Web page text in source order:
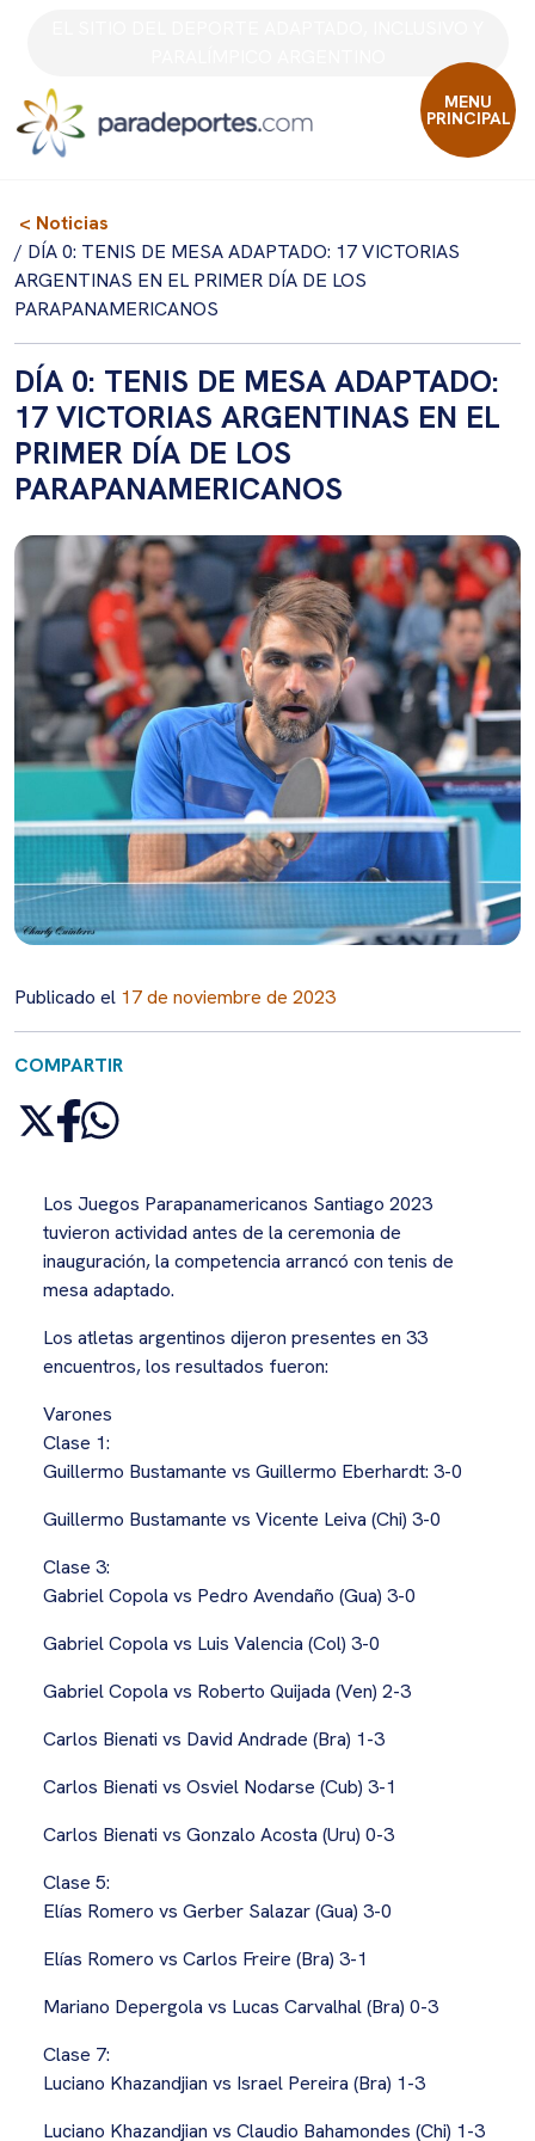
MENU
PRINCIPAL
< Noticias
/ DÍA 0: TENIS DE MESA ADAPTADO: 17 VICTORIAS
ARGENTINAS EN EL PRIMER DÍA DE LOS
PARAPANAMERICANOS
DÍA 0: TENIS DE MESA ADAPTADO:
17 VICTORIAS ARGENTINAS EN EL
PRIMER DÍA DE LOS
PARAPANAMERICANOS
Publicado el 17 de noviembre de 2023
COMPARTIR
Los Juegos Parapanamericanos Santiago 2023
tuvieron actividad antes de la ceremonia de
inauguración, la competencia arrancó con tenis de
mesa adaptado.
Los atletas argentinos dijeron presentes en 33
encuentros, los resultados fueron:
Varones
Clase 1:
Guillermo Bustamante vs Guillermo Eberhardt: 3-0
Guillermo Bustamante vs Vicente Leiva (Chi) 3-0
Clase 3:
Gabriel Copola vs Pedro Avendaño (Gua) 3-0
Gabriel Copola vs Luis Valencia (Col) 3-0
Gabriel Copola vs Roberto Quijada (Ven) 2-3
Carlos Bienati vs David Andrade (Bra) 1-3
Carlos Bienati vs Osviel Nodarse (Cub) 3-1
Carlos Bienati vs Gonzalo Acosta (Uru) 0-3
Clase 5:
Elías Romero vs Gerber Salazar (Gua) 3-0
Elías Romero vs Carlos Freire (Bra) 3-1
Mariano Depergola vs Lucas Carvalhal (Bra) 0-3
Clase 7:
Luciano Khazandjian vs Israel Pereira (Bra) 1-3
Luciano Khazandjian vs Claudio Bahamondes (Chi) 1-3